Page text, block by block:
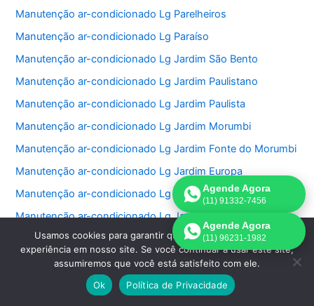
Manutenção ar-condicionado Lg Parelheiros
Manutenção ar-condicionado Lg Paraíso
Manutenção ar-condicionado Lg Jardim São Bento
Manutenção ar-condicionado Lg Jardim Paulistano
Manutenção ar-condicionado Lg Jardim Paulista
Manutenção ar-condicionado Lg Jardim Morumbi
Manutenção ar-condicionado Lg Jardim Fonte do Morumbi
Manutenção ar-condicionado Lg Jardim Europa
Manutenção ar-condicionado Lg Jardim das Perdizes
Manutenção ar-condicionado Lg Jardim das Acacias
Manutenção ar-condicionado Lg Jardim da Saúde
Manutenção ar-condicionado Lg Jardim Bonfiglioli
Manutenção ar-condicionado Lg Jardim Ângela
Agende Agora
(11) 91332-7456
Agende Agora
(11) 96231-1982
Usamos cookies para garantir que oferecemos a melhor
experiência em nosso site. Se você continuar a usar este site,
assumiremos que você está satisfeito com ele.
Ok
Política de Privacidade